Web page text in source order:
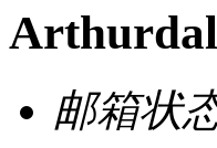
Arthurdal
邮箱状